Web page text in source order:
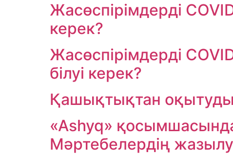
Жасөспірімдерді
керек?
Жасөспірімдерді
білуі керек?
Қашықтықтан
«Ashyq»
Мәртебелердің